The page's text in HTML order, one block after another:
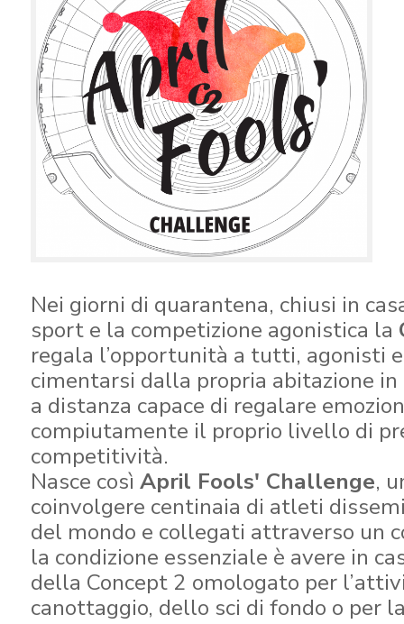
Nei giorni di quarantena, chiusi in
sport e la competizione agonistica la
regala l’opportunità a tutti, agonisti
cimentarsi dalla propria abitazione
a distanza capace di regalare
compiutamente il proprio livello di
competitività.
Nasce così April Fools' Challenge,
coinvolgere centinaia di atleti
del mondo e collegati attraverso un
la condizione essenziale è avere in
della Concept 2 omologato per
canottaggio, dello sci di fondo o per